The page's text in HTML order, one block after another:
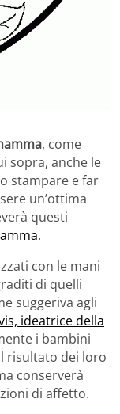
, come
sopra, anche le
stampare e far
un’ottima
questi
.
con le mani
di quelli
suggeriva agli
ideatrice della
i bambini
risultato dei loro
conserverà
di affetto.